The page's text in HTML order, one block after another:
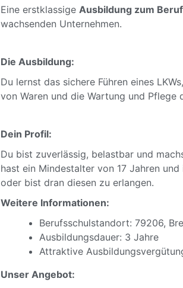
Eine erstklassige Ausbildung zum
wachsenden Unternehmen.
Die Ausbildung:
Du lernst das sichere Führen eines
von Waren und die Wartung und Pflege
Dein Profil:
Du bist zuverlässig, belastbar und
hast ein Mindestalter von 17 Jahren
oder bist dran diesen zu erlangen.
Weitere Informationen:
Berufsschulstandort: 79206,
Ausbildungsdauer: 3 Jahre
Attraktive
Unser Angebot: